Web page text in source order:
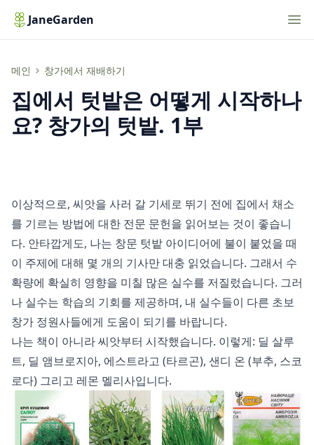
JaneGarden
메인 창가에서 재배하기
집에서 텃밭은 어떻게 시작하나요? 창가의 텃밭. 1부
집에서 텃밭은 어떻게 시작하나
요? 창가의 텃밭. 1부
이상적으로, 씨앗을 사러 갈 기세로 뛰기 전에 집에서 채소
를 기르는 방법에 대한 전문 문헌을 읽어보는 것이 좋습니
다. 안타깝게도, 나는 창문 텃밭 아이디어에 불이 붙었을 때
이 주제에 대해 몇 개의 기사만 대충 읽었습니다. 그래서 수
확량에 확실히 영향을 미칠 많은 실수를 저질렀습니다. 그러
나 실수는 학습의 기회를 제공하며, 내 실수들이 다른 초보
창가 정원사들에게 도움이 되기를 바랍니다.
나는 책이 아니라 씨앗부터 시작했습니다. 이렇게: 딜 살루
트, 딜 앰브로지아, 에스트라고 (타르곤), 샌디 온 (부추, 스코
로다) 그리고 레몬 멜리사입니다.